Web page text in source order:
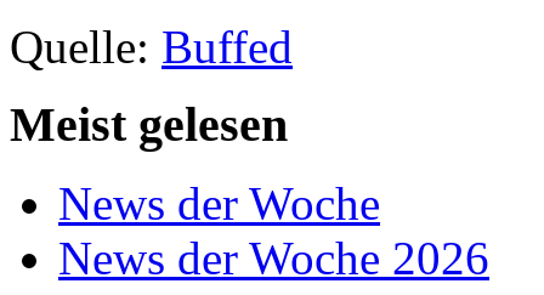
Quelle: Buffed
Meist gelesen
News der Woche
News der Woche 2026